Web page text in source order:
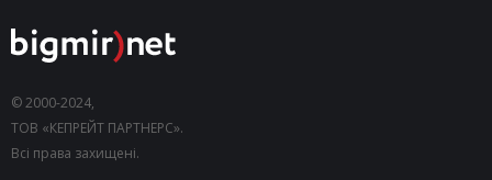
© 2000-2024,
ТОВ «КЕПРЕЙТ ПАРТНЕРС».
Всі права захищені.